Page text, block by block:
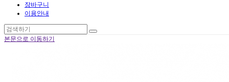
장바구니
이용안내
본문으로 이동하기